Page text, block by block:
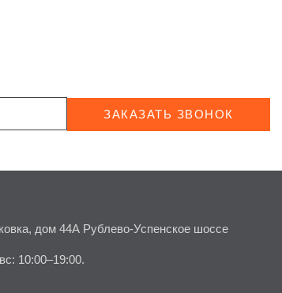
ЗАКАЗАТЬ ЗВОНОК
дом 44А Рублево-Успенское шоссе
10:00–19:00.